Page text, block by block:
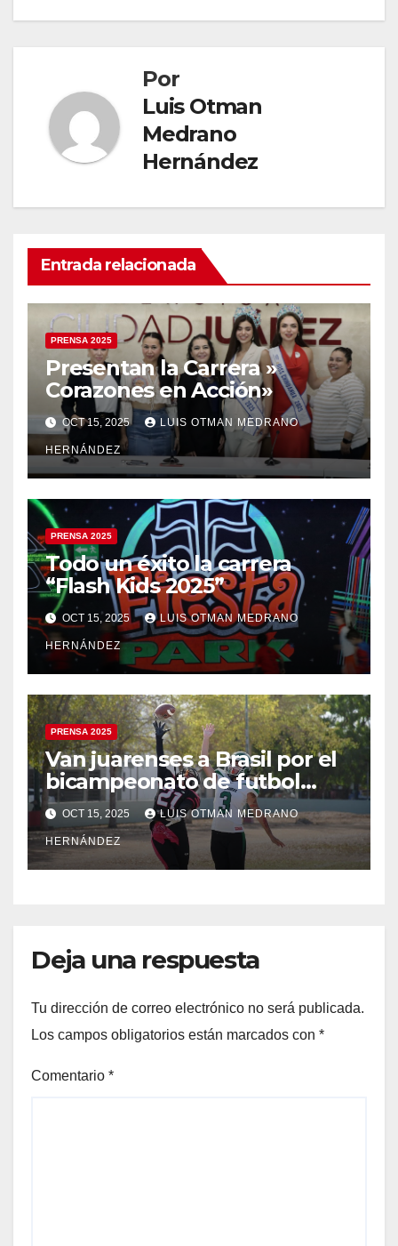
entradas
Por
Luis Otman
Medrano
Hernández
Entrada relacionada
PRENSA 2025
Presentan la Carrera »
Corazones en Acción»
OCT 15, 2025 LUIS OTMAN MEDRANO
HERNÁNDEZ
PRENSA 2025
Todo un éxito la carrera
“Flash Kids 2025”
OCT 15, 2025 LUIS OTMAN MEDRANO
HERNÁNDEZ
PRENSA 2025
Van juarenses a Brasil por el
bicampeonato de futbol
americano
OCT 15, 2025 LUIS OTMAN MEDRANO
HERNÁNDEZ
Deja una respuesta
Tu dirección de correo electrónico no será publicada.
Los campos obligatorios están marcados con *
Comentario *